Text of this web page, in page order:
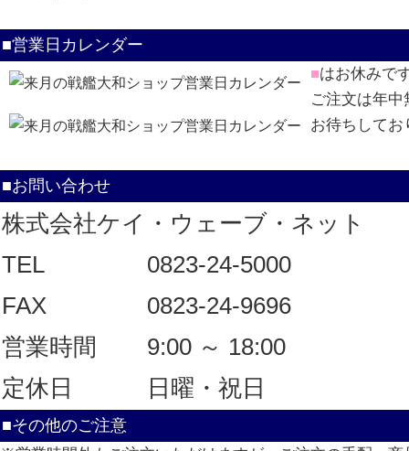
■営業日カレンダー
■はお休みで
ご注文は年
お待ちしてお
■お問い合わせ
株式会社ケイ・ウェーブ・ネット
TEL
0823-24-5000
FAX
0823-24-9696
営業時間
9:00 ～ 18:00
定休日
日曜・祝日
■その他のご注意